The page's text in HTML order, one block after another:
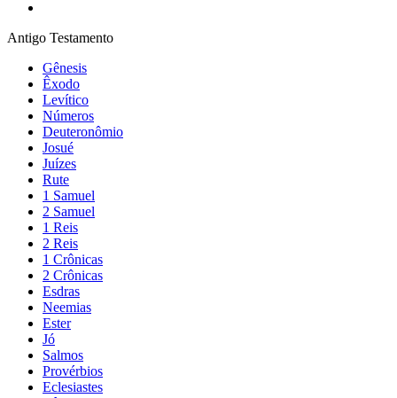
Antigo Testamento
Gênesis
Êxodo
Levítico
Números
Deuteronômio
Josué
Juízes
Rute
1 Samuel
2 Samuel
1 Reis
2 Reis
1 Crônicas
2 Crônicas
Esdras
Neemias
Ester
Jó
Salmos
Provérbios
Eclesiastes